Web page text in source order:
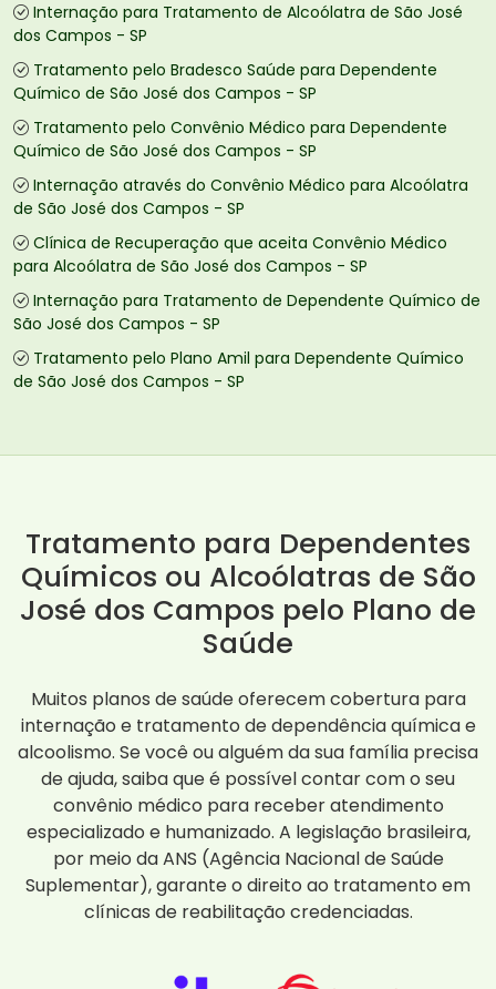
Internação para Tratamento de Alcoólatra de São José
dos Campos - SP
Tratamento pelo Bradesco Saúde para Dependente
Químico de São José dos Campos - SP
Tratamento pelo Convênio Médico para Dependente
Químico de São José dos Campos - SP
Internação através do Convênio Médico para Alcoólatra
de São José dos Campos - SP
Clínica de Recuperação que aceita Convênio Médico
para Alcoólatra de São José dos Campos - SP
Internação para Tratamento de Dependente Químico de
São José dos Campos - SP
Tratamento pelo Plano Amil para Dependente Químico
de São José dos Campos - SP
Tratamento para Dependentes
Químicos ou Alcoólatras de São
José dos Campos pelo Plano de
Saúde
Muitos planos de saúde oferecem cobertura para
internação e tratamento de dependência química e
alcoolismo. Se você ou alguém da sua família precisa
de ajuda, saiba que é possível contar com o seu
convênio médico para receber atendimento
especializado e humanizado. A legislação brasileira,
por meio da ANS (Agência Nacional de Saúde
Suplementar), garante o direito ao tratamento em
clínicas de reabilitação credenciadas.